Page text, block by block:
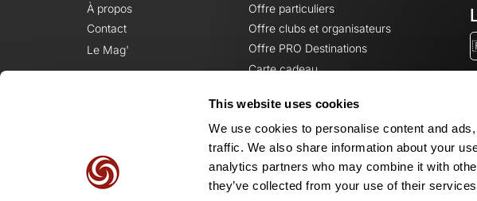
This website uses cookies
We use cookies to personalise content and
traffic. We also share information about your
analytics partners who may combine it with
they’ve collected from your use of their
À propos
Contact
Le Mag'
Offre particuliers
Offre clubs et organisateurs
Offre PRO Destinations
Carte cadeau